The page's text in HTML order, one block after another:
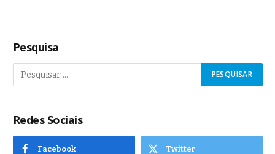
Pesquisa
Redes Sociais
Facebook Twitter